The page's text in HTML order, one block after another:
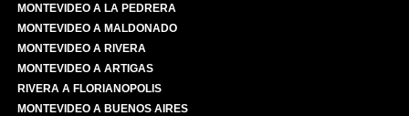
MONTEVIDEO A LA PEDRERA
MONTEVIDEO A MALDONADO
MONTEVIDEO A RIVERA
MONTEVIDEO A ARTIGAS
RIVERA A FLORIANOPOLIS
MONTEVIDEO A BUENOS AIRES